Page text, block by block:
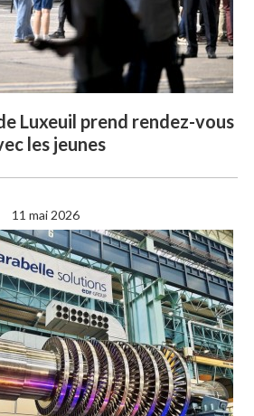
Luxeuil prend rendez-vous
les jeunes
11 mai 2026